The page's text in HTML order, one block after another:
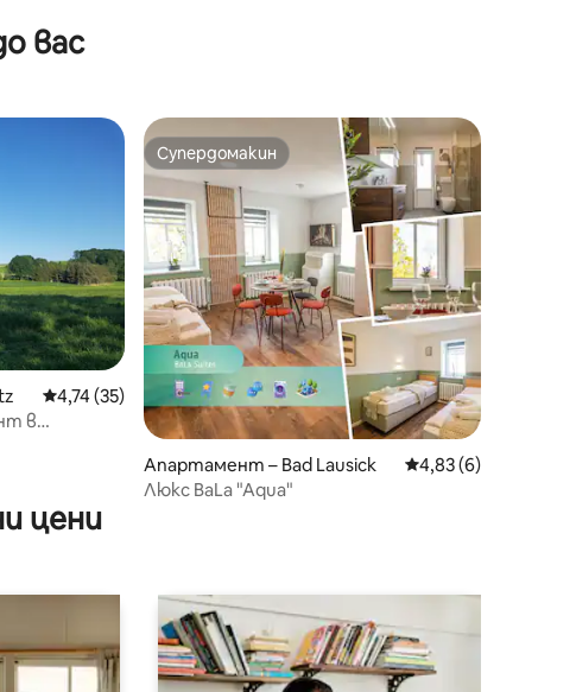
вас
Средна оценка: 4,74 от 5, 35 отзива
4,74 (35)
в
Супердомакин
Супердомакин
Апартамент – Bad Lausick Средна оценка:
4,83 (6)
Люкс BaLa "Aqua"
цени